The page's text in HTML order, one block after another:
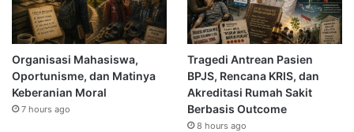
Organisasi Mahasiswa,
Oportunisme, dan Matinya
Keberanian Moral
7 hours ago
Tragedi Antrean Pasien
BPJS, Rencana KRIS, dan
Akreditasi Rumah Sakit
Berbasis Outcome
8 hours ago